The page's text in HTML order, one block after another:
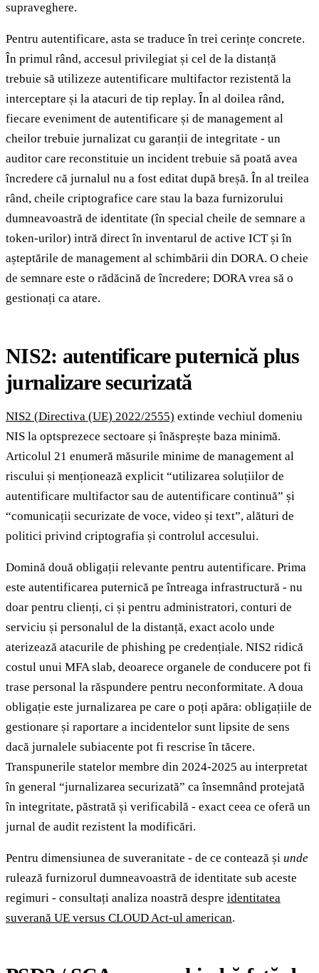
supraveghere.
Pentru autentificare, asta se traduce în trei cerințe concrete.
În primul rând, accesul privilegiat și cel de la distanță
trebuie să utilizeze autentificare multifactor rezistentă la
interceptare și la atacuri de tip replay. În al doilea rând,
fiecare eveniment de autentificare și de management al
cheilor trebuie jurnalizat cu garanții de integritate - un
auditor care reconstituie un incident trebuie să poată avea
încredere că jurnalul nu a fost editat după breșă. În al treilea
rând, cheile criptografice care stau la baza furnizorului
dumneavoastră de identitate (în special cheile de semnare a
token-urilor) intră direct în inventarul de active ICT și în
așteptările de management al schimbării din DORA. O cheie
de semnare este o rădăcină de încredere; DORA vrea să o
gestionați ca atare.
NIS2: autentificare puternică plus
jurnalizare securizată
NIS2 (Directiva (UE) 2022/2555) extinde vechiul domeniu
NIS la optsprezece sectoare și înăsprește baza minimă.
Articolul 21 enumeră măsurile minime de management al
riscului și menționează explicit “utilizarea soluțiilor de
autentificare multifactor sau de autentificare continuă” și
“comunicații securizate de voce, video și text”, alături de
politici privind criptografia și controlul accesului.
Domină două obligații relevante pentru autentificare. Prima
este autentificarea puternică pe întreaga infrastructură - nu
doar pentru clienți, ci și pentru administratori, conturi de
serviciu și personalul de la distanță, exact acolo unde
aterizează atacurile de phishing pe credențiale. NIS2 ridică
costul unui MFA slab, deoarece organele de conducere pot fi
trase personal la răspundere pentru neconformitate. A doua
obligație este jurnalizarea pe care o poți apăra: obligațiile de
gestionare și raportare a incidentelor sunt lipsite de sens
dacă jurnalele subiacente pot fi rescrise în tăcere.
Transpunerile statelor membre din 2024-2025 au interpretat
în general “jurnalizarea securizată” ca însemnând protejată
în integritate, păstrată și verificabilă - exact ceea ce oferă un
jurnal de audit rezistent la modificări.
Pentru dimensiunea de suveranitate - de ce contează și unde
rulează furnizorul dumneavoastră de identitate sub aceste
regimuri - consultați analiza noastră despre identitatea
suverană UE versus CLOUD Act-ul american.